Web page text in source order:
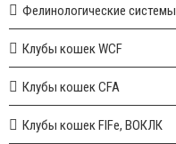
Фелинологические системы
Клубы кошек WCF
Клубы кошек CFA
Клубы кошек FIFe, ВОКЛК